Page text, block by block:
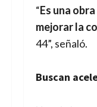
“Es una
mejorar la
44”, señaló.
Buscan